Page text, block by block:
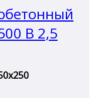
B 2,5